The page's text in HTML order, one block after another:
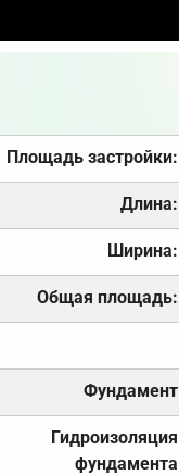
Площадь застройки:
Длина:
Ширина:
Общая площадь:
Фундамент
Гидроизоляция
фундамента